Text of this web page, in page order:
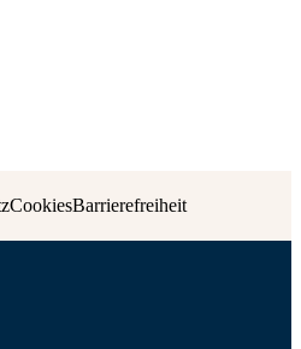
CookiesBarrierefreiheit